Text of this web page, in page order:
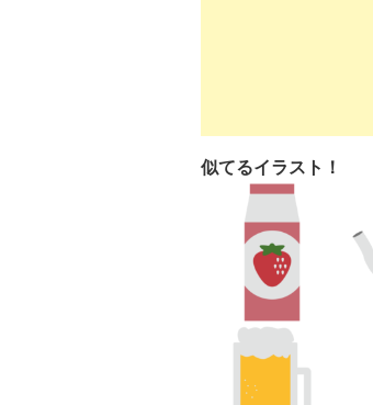
似てるイラスト！